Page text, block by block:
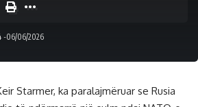
-06/06/2026
Starmer, ka paralajmëruar se Rusia